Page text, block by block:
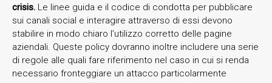
crisis. Le linee guida e il codice di condotta per pubblicare
sui canali social e interagire attraverso di essi devono
stabilire in modo chiaro l’utilizzo corretto delle pagine
aziendali. Queste policy dovranno inoltre includere una serie
di regole alle quali fare riferimento nel caso in cui si renda
necessario fronteggiare un attacco particolarmente